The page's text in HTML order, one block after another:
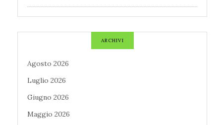
ARCHIVI
Agosto 2026
Luglio 2026
Giugno 2026
Maggio 2026